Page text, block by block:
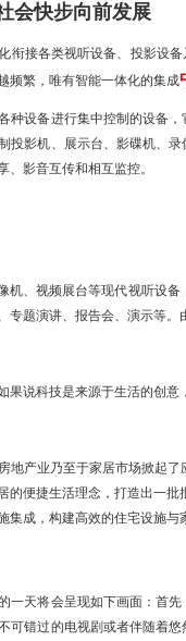
会快步向前发展
衔接各类视听设备、投影设备
频繁，唯有智能一体化的集成
种设备进行集中控制的设备
投影机、展示台、影碟机、
、影音互传和相互监控。
机、视频展台等现代视听设
专题演讲、报告会、演示等
科技是来源于生活的创意
地产业乃至于家居市场掀起
的便捷生活理念，打造出一
集成，构建高效的住宅设施
一天将会呈现如下画面：首
可错过的电视剧或者伴随着